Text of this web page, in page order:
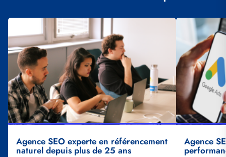
Illustration
Agence SEO experte en référencement
naturel depuis plus de 25 ans
Illustration
vignette
Agence